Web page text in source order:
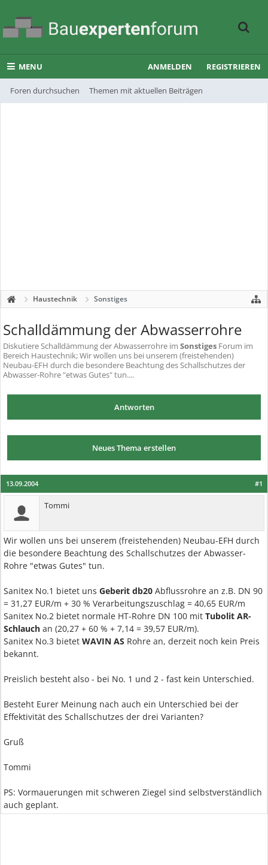
MENU
Foren durchsuchen Themen mit aktuellen Beiträgen
ANMELDEN REGISTRIEREN
Haustechnik Sonstiges
Schalldämmung der Abwasserrohre
DiskutiereSchalldämmung der Abwasserrohre im Sonstiges Forum im
Bereich Haustechnik; Wir wollen uns bei unserem (freistehenden)
Neubau-EFH durch die besondere Beachtung des Schallschutzes der
Abwasser-Rohre "etwas Gutes" tun....
Antworten
Neues Thema erstellen
#1
13.09.2004
Tommi
Wir wollen uns bei unserem (freistehenden) Neubau-EFH durch
die besondere Beachtung des Schallschutzes der Abwasser-
Rohre "etwas Gutes" tun.
Sanitex No.1 bietet uns Geberit db20 Abflussrohre an z.B. DN 90
= 31,27 EUR/m + 30 % Verarbeitungszuschlag = 40,65 EUR/m
Sanitex No.2 bietet normale HT-Rohre DN 100 mit Tubolit AR-
Schlauch an (20,27 + 60 % + 7,14 = 39,57 EUR/m).
Sanitex No.3 bietet WAVIN AS Rohre an, derzeit noch kein Preis
bekannt.
Preislich besteht also - bei No. 1 und 2 - fast kein Unterschied.
Besteht Eurer Meinung nach auch ein Unterschied bei der
Effektivität des Schallschutzes der drei Varianten?
Gruß
Tommi
PS: Vormauerungen mit schweren Ziegel sind selbstverständlich
auch geplant.